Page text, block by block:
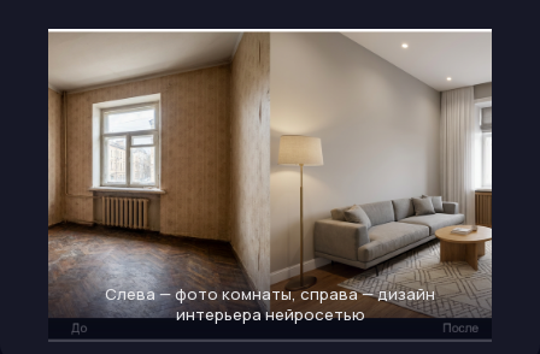
Слева — фото комнаты, справа — дизайн
интерьера нейросетью